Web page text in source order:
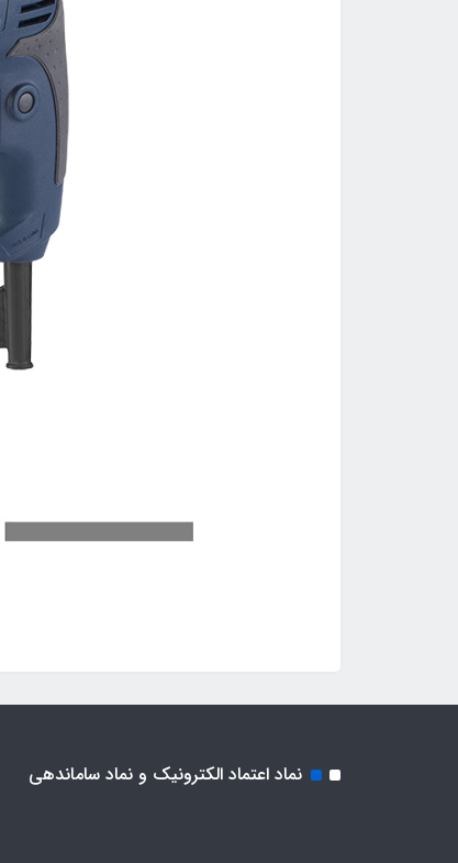
نماد اعتماد الکترونیک و نماد ساماندهی